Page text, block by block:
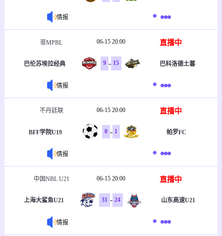
情报
菲MPBL 06-15 20:00 直播中
巴伦苏埃拉经典 9 - 15 巴科洛德土蕃
情报
不丹廷联 06-15 20:00 直播中
BFF学院U19 0 - 1 帕罗FC
情报
中国NBL U21 06-15 20:00 直播中
上海大鲨鱼U21 31 - 24 山东高速U21
情报